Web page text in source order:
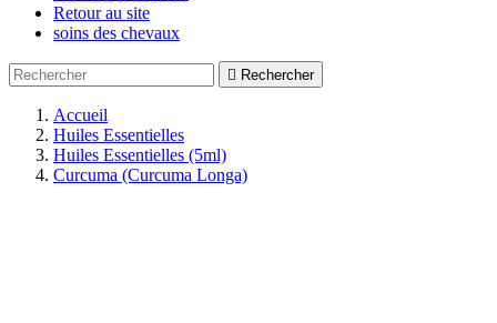
Retour au site
soins des chevaux
 Rechercher
Accueil
Huiles Essentielles
Huiles Essentielles (5ml)
Curcuma (Curcuma Longa)